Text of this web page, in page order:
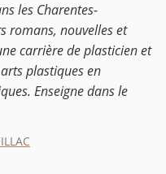
les Charentes-
romans, nouvelles et
carrière de plasticien et
plastiques en
Enseigne dans le